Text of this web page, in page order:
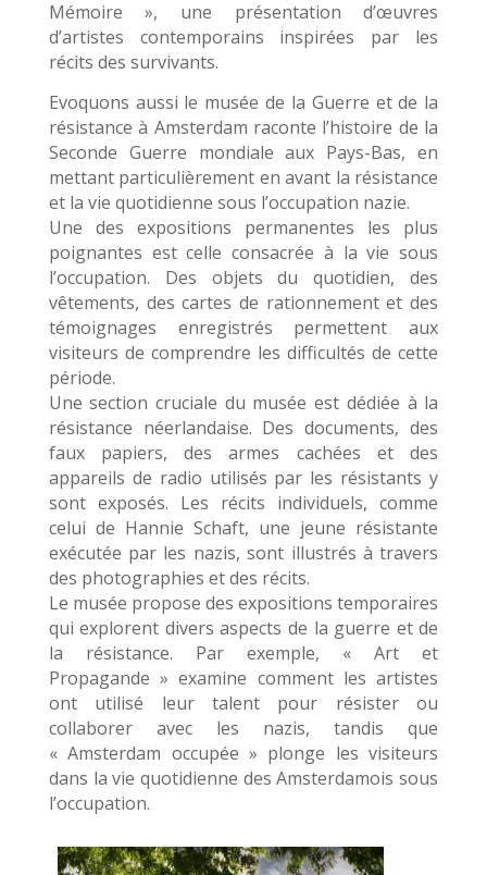
Mémoire », une présentation d’œuvres
d’artistes contemporains inspirées par les
récits des survivants.
Evoquons aussi le musée de la Guerre et de la
résistance à Amsterdam raconte l’histoire de la
Seconde Guerre mondiale aux Pays-Bas, en
mettant particulièrement en avant la résistance
et la vie quotidienne sous l’occupation nazie.
Une des expositions permanentes les plus
poignantes est celle consacrée à la vie sous
l’occupation. Des objets du quotidien, des
vêtements, des cartes de rationnement et des
témoignages enregistrés permettent aux
visiteurs de comprendre les difficultés de cette
période.
Une section cruciale du musée est dédiée à la
résistance néerlandaise. Des documents, des
faux papiers, des armes cachées et des
appareils de radio utilisés par les résistants y
sont exposés. Les récits individuels, comme
celui de Hannie Schaft, une jeune résistante
exécutée par les nazis, sont illustrés à travers
des photographies et des récits.
Le musée propose des expositions temporaires
qui explorent divers aspects de la guerre et de
la résistance. Par exemple, « Art et
Propagande » examine comment les artistes
ont utilisé leur talent pour résister ou
collaborer avec les nazis, tandis que
« Amsterdam occupée » plonge les visiteurs
dans la vie quotidienne des Amsterdamois sous
l’occupation.